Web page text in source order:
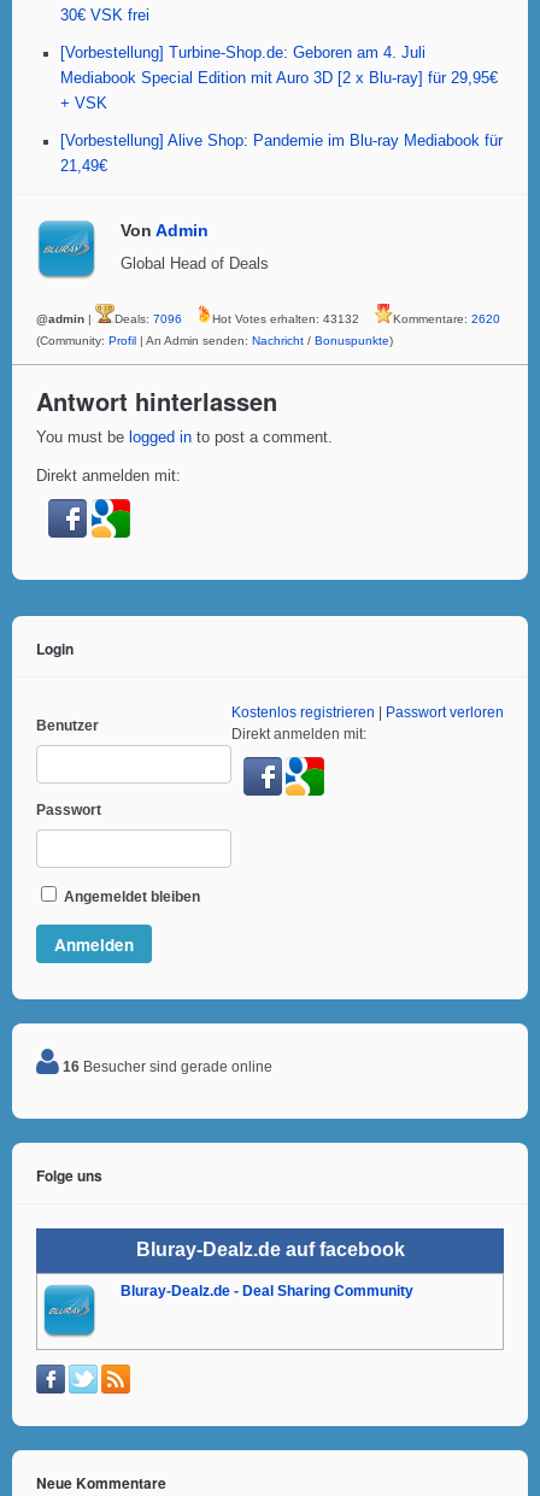
30€ VSK frei
[Vorbestellung] Turbine-Shop.de: Geboren am 4. Juli
Mediabook Special Edition mit Auro 3D [2 x Blu-ray] für 29,95€
+ VSK
[Vorbestellung] Alive Shop: Pandemie im Blu-ray Mediabook für
21,49€
Von Admin
Global Head of Deals
@admin | Deals: 7096 Hot Votes erhalten: 43132 Kommentare: 2620
(Community: Profil | An Admin senden: Nachricht / Bonuspunkte)
Antwort hinterlassen
You must be logged in to post a comment.
Direkt anmelden mit:
Login
Benutzer
Passwort
Angemeldet bleiben
Kostenlos registrieren
Passwort verloren
Direkt anmelden mit:
16 Besucher sind gerade online
Folge uns
Bluray-Dealz.de auf facebook
Bluray-Dealz.de - Deal Sharing Community
Neue Kommentare